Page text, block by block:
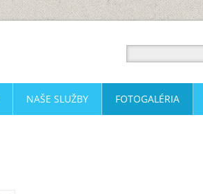
NAŠE SLUŽBY FOTOGALÉRIA